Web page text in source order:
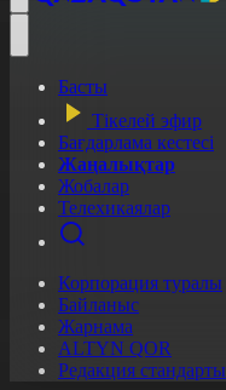
Басты
Тікелей эфир
Бағдарлама кестесі
Жаңалықтар
Жобалар
Телехикаялар
Корпорация туралы
Байланыс
Жарнама
ALTYN QOR
Редакция стандарты